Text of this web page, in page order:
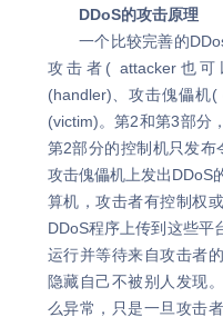
DDoS的攻击原理
一个比较完善的DDos
攻击者( attacker也
(handler)、攻击傀儡机
(victim)。第2和第3部分
第2部分的控制机只发
攻击傀儡机上发出DDoS
算机，攻击者有控制权
DDoS程序上传到这些平
运行并等待来自攻击者
隐藏自己不被别人发现
么异常，只是一旦攻击